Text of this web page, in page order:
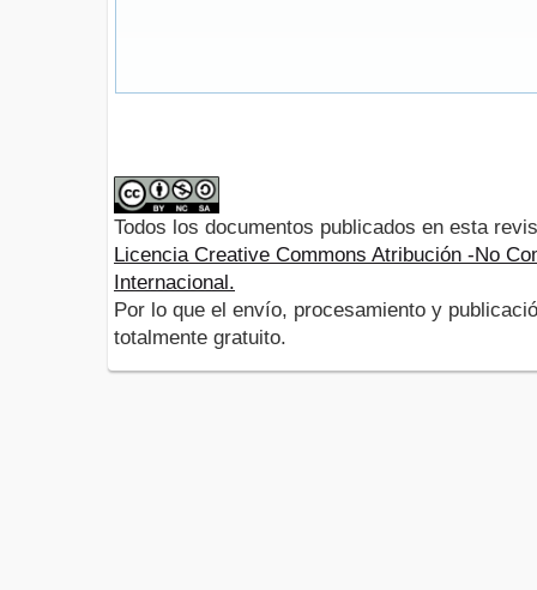
Todos los documentos publicados en esta
Licencia Creative Commons Atribución -No
Internacional.
Por lo que el envío, procesamiento y
totalmente gratuito.